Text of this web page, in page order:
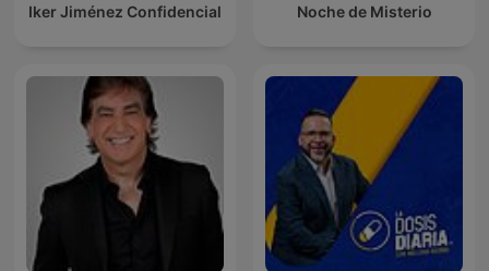
Iker Jiménez Confidencial Noche de Misterio